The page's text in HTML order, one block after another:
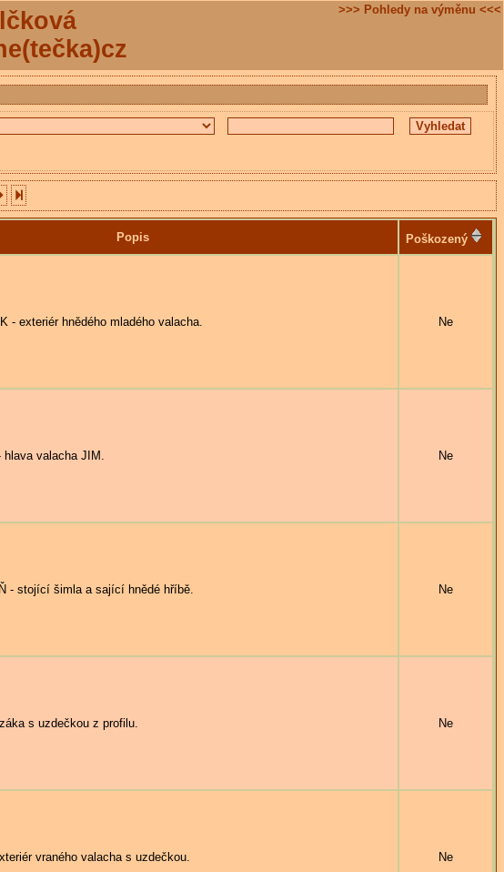
>>> Pohledy na výměnu <<<
Popis Poškozený
- exteriér hnědého mladého valacha. Ne
valacha JIM. Ne
- stojící šimla a sající hnědé hříbě. Ne
s uzdečkou z profilu. Ne
vraného valacha s uzdečkou. Ne